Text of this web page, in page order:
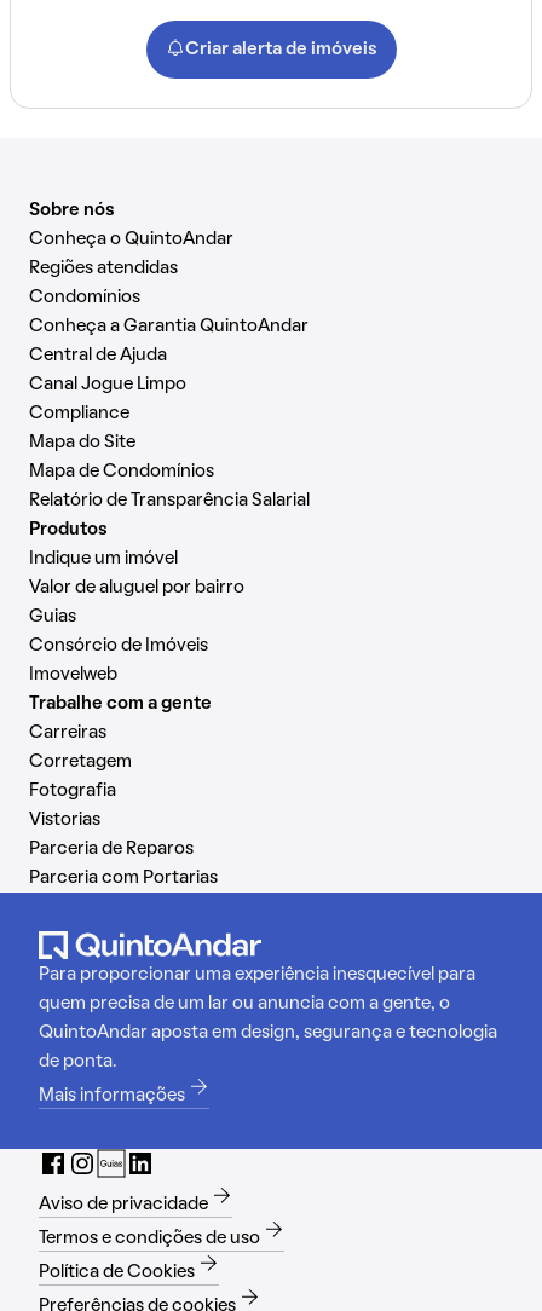
Criar alerta de imóveis
Sobre nós
Conheça o QuintoAndar
Regiões atendidas
Condomínios
Conheça a Garantia QuintoAndar
Central de Ajuda
Canal Jogue Limpo
Compliance
Mapa do Site
Mapa de Condomínios
Relatório de Transparência Salarial
Produtos
Indique um imóvel
Valor de aluguel por bairro
Guias
Consórcio de Imóveis
Imovelweb
Trabalhe com a gente
Carreiras
Corretagem
Fotografia
Vistorias
Parceria de Reparos
Parceria com Portarias
Para proporcionar uma experiência inesquecível para
quem precisa de um lar ou anuncia com a gente, o
QuintoAndar aposta em design, segurança e tecnologia
de ponta.
Mais informações
Aviso de privacidade
Termos e condições de uso
Política de Cookies
Preferências de cookies